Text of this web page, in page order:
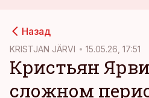
Назад
KRISTJAN JÄRVI 15.05.26, 17:51
Кристьян
сложном